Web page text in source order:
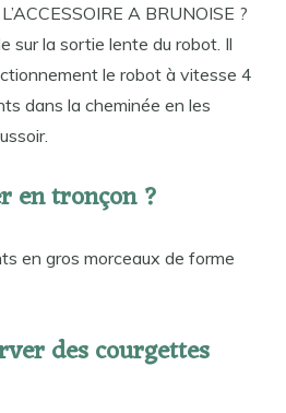
A BRUNOISE ?
sur la sortie lente du robot. Il
le robot à vitesse 4
dans la cheminée en les
en tronçon ?
en gros morceaux de forme
des courgettes